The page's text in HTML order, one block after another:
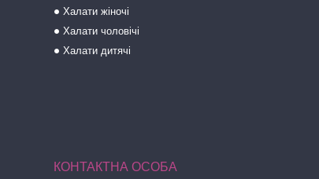
Халати жіночі
Халати чоловічі
Халати дитячі